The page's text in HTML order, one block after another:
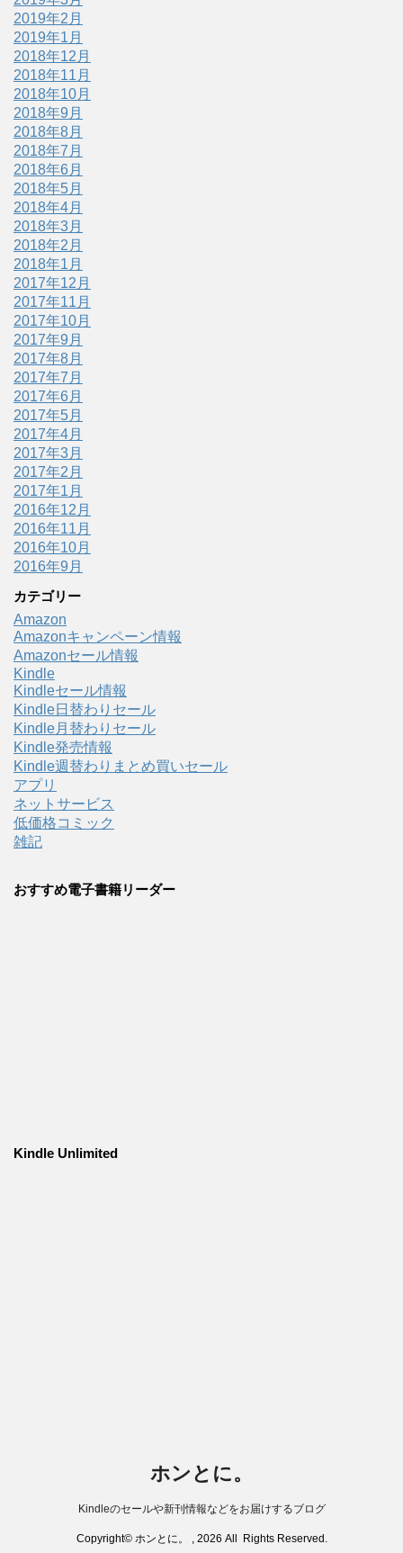
2019年2月
2019年1月
2018年12月
2018年11月
2018年10月
2018年9月
2018年8月
2018年7月
2018年6月
2018年5月
2018年4月
2018年3月
2018年2月
2018年1月
2017年12月
2017年11月
2017年10月
2017年9月
2017年8月
2017年7月
2017年6月
2017年5月
2017年4月
2017年3月
2017年2月
2017年1月
2016年12月
2016年11月
2016年10月
2016年9月
カテゴリー
Amazon
Amazonキャンペーン情報
Amazonセール情報
Kindle
Kindleセール情報
Kindle日替わりセール
Kindle月替わりセール
Kindle発売情報
Kindle週替わりまとめ買いセール
アプリ
ネットサービス
低価格コミック
雑記
おすすめ電子書籍リーダー
Kindle Unlimited
ホンとに。
Kindleのセールや新刊情報などをお届けするブログ
Copyright© ホンとに。 , 2026 All Rights Reserved.